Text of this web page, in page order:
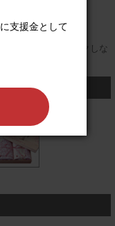
そのたびにクリックしな
支援金として